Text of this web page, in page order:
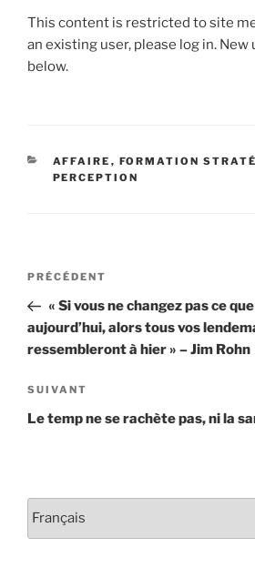
c
e
o
k
itt ai k ar
This content is restricted to site
an existing user, please log in.
below.
CATÉGORIES
AFFAIRE , FORMATION
PERCEPTION
Navigation
l'article
Article
précédent
PRÉCÉDENT
« Si vous ne changez pas ce
aujourd’hui, alors tous vos
ressembleront à hier » – Jim Rohn
Article
suivant
SUIVANT
Le temp ne se rachète pas, ni la